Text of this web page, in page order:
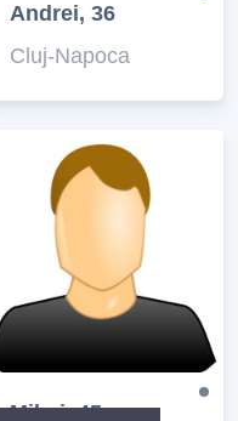
Andrei, 36
Cluj-Napoca
Mihai, 45